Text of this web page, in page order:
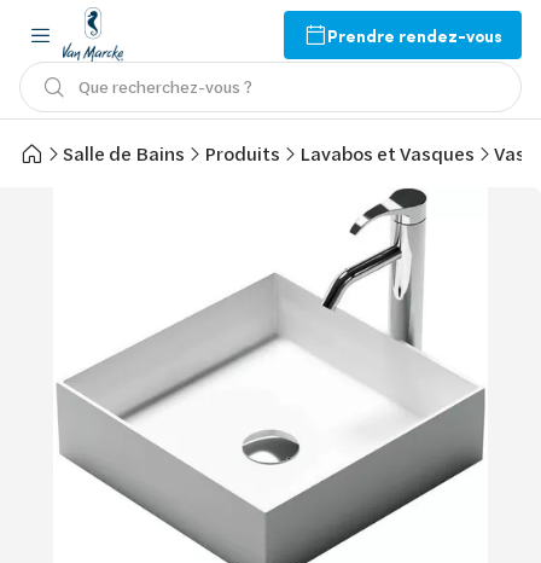
Prendre rendez-vous
Que recherchez-vous ?
Salle de Bains Produits Lavabos et Vasques